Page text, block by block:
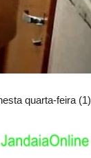
quarta-feira (1)